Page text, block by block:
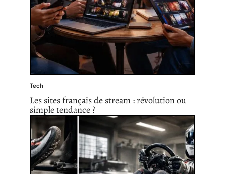
Tech
Les sites français de stream : révolution ou
simple tendance ?